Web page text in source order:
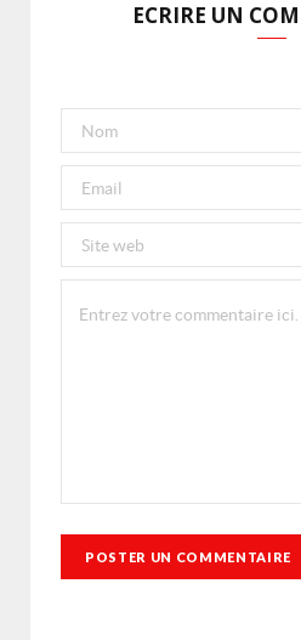
ECRIRE UN